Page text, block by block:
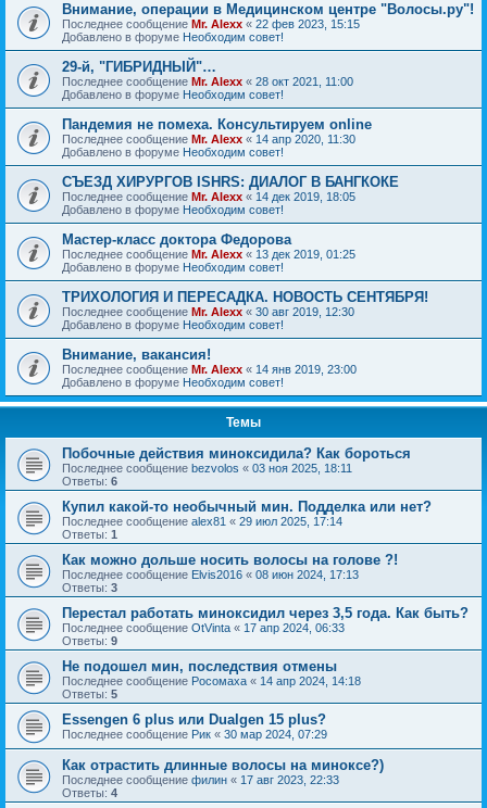
Внимание, операции в Медицинском центре "Волосы.ру"!
Последнее сообщение Mr. Alexx « 22 фев 2023, 15:15
Добавлено в форуме Необходим совет!
29-й, "ГИБРИДНЫЙ"…
Последнее сообщение Mr. Alexx « 28 окт 2021, 11:00
Добавлено в форуме Необходим совет!
Пандемия не помеха. Консультируем online
Последнее сообщение Mr. Alexx « 14 апр 2020, 11:30
Добавлено в форуме Необходим совет!
СЪЕЗД ХИРУРГОВ ISHRS: ДИАЛОГ В БАНГКОКЕ
Последнее сообщение Mr. Alexx « 14 дек 2019, 18:05
Добавлено в форуме Необходим совет!
Мастер-класс доктора Федорова
Последнее сообщение Mr. Alexx « 13 дек 2019, 01:25
Добавлено в форуме Необходим совет!
ТРИХОЛОГИЯ И ПЕРЕСАДКА. НОВОСТЬ СЕНТЯБРЯ!
Последнее сообщение Mr. Alexx « 30 авг 2019, 12:30
Добавлено в форуме Необходим совет!
Внимание, вакансия!
Последнее сообщение Mr. Alexx « 14 янв 2019, 23:00
Добавлено в форуме Необходим совет!
Темы
Побочные действия миноксидила? Как бороться
Последнее сообщение bezvolos « 03 ноя 2025, 18:11
Ответы: 6
Купил какой-то необычный мин. Подделка или нет?
Последнее сообщение alex81 « 29 июл 2025, 17:14
Ответы: 1
Как можно дольше носить волосы на голове ?!
Последнее сообщение Elvis2016 « 08 июн 2024, 17:13
Ответы: 3
Перестал работать миноксидил через 3,5 года. Как быть?
Последнее сообщение OtVinta « 17 апр 2024, 06:33
Ответы: 9
Не подошел мин, последствия отмены
Последнее сообщение Росомаха « 14 апр 2024, 14:18
Ответы: 5
Essengen 6 plus или Dualgen 15 plus?
Последнее сообщение Рик « 30 мар 2024, 07:29
Как отрастить длинные волосы на миноксе?)
Последнее сообщение филин « 17 авг 2023, 22:33
Ответы: 4